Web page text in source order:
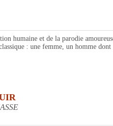
humaine et de la parodie
: une femme, un homme